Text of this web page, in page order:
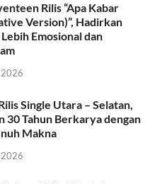
Rilis “Apa Kabar
Version)”, Hadirkan
Emosional dan
Single Utara – Selatan,
30 Tahun Berkarya dengan
Makna